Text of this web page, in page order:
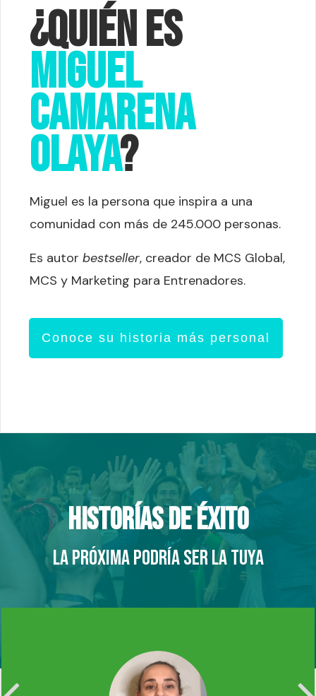
¿Quién es
miguel
camarena
olaya?
Miguel es la persona que inspira a una
comunidad con más de 245.000 personas.
Es autor bestseller, creador de MCS Global,
MCS y Marketing para Entrenadores.
Conoce su historia más personal
HISTORÍAS DE ÉXITO
LA PRÓXIMA PODRÍA SER LA TUYA